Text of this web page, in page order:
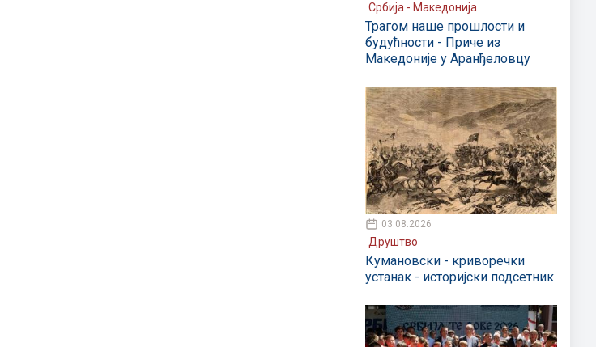
Србија - Македонија
Трагом наше прошлости и
будућности - Приче из
Македоније у Аранђеловцу
03.08.2026
Друштво
Кумановски - криворечки
устанак - историјски подсетник